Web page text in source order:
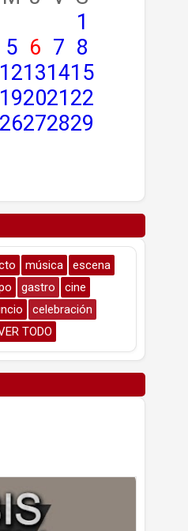
1
5 6 7 8
12131415
19202122
26272829
música
escena
gastro
cine
celebración
TODO